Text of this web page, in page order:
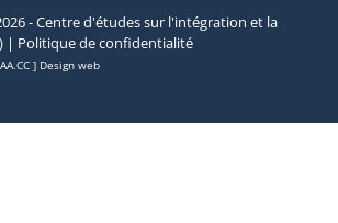
- Centre d'études sur l'intégration et la
| Politique de confidentialité
] Design web